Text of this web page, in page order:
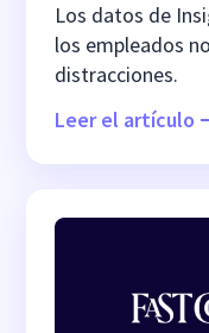
Los datos de
los empleados
distracciones.
Leer el artículo